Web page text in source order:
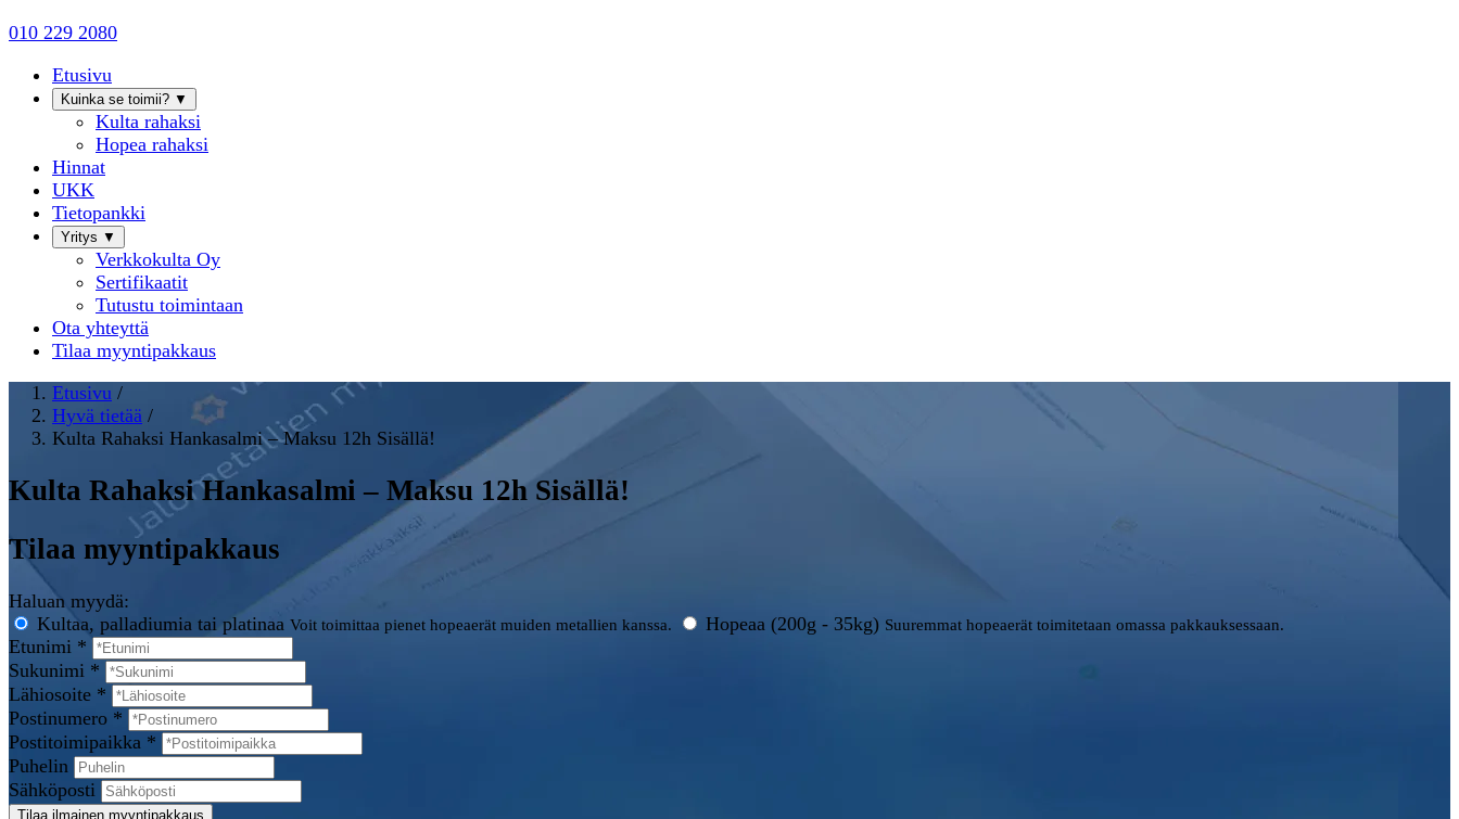
010 229 2080
Etusivu
Kuinka se toimii? ▼
Kulta rahaksi
Hopea rahaksi
Hinnat
UKK
Tietopankki
Yritys ▼
Verkkokulta Oy
Sertifikaatit
Tutustu toimintaan
Ota yhteyttä
Tilaa myyntipakkaus
Etusivu /
Hyvä tietää /
Kulta Rahaksi Hankasalmi – Maksu 12h Sisällä!
Kulta Rahaksi Hankasalmi – Maksu 12h Sisällä!
Tilaa myyntipakkaus
Haluan myydä:
Kultaa, palladiumia tai platinaa Voit toimittaa pienet hopeaerät muiden metallien kanssa. Hopeaa (200g - 35kg) Suuremmat hopeaerät toimitetaan omassa pakkauksessaan.
Etunimi *
Sukunimi *
Lähiosoite *
Postinumero *
Postitoimipaikka *
Puhelin
Sähköposti
Tilaa ilmainen myyntipakkaus